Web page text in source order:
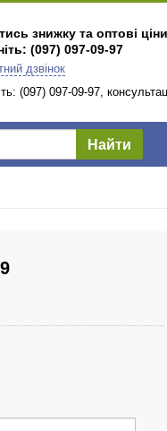
знижку та оптові ціни
(097) 097-09-97
дзвінок
(097) 097-09-97,
Найти